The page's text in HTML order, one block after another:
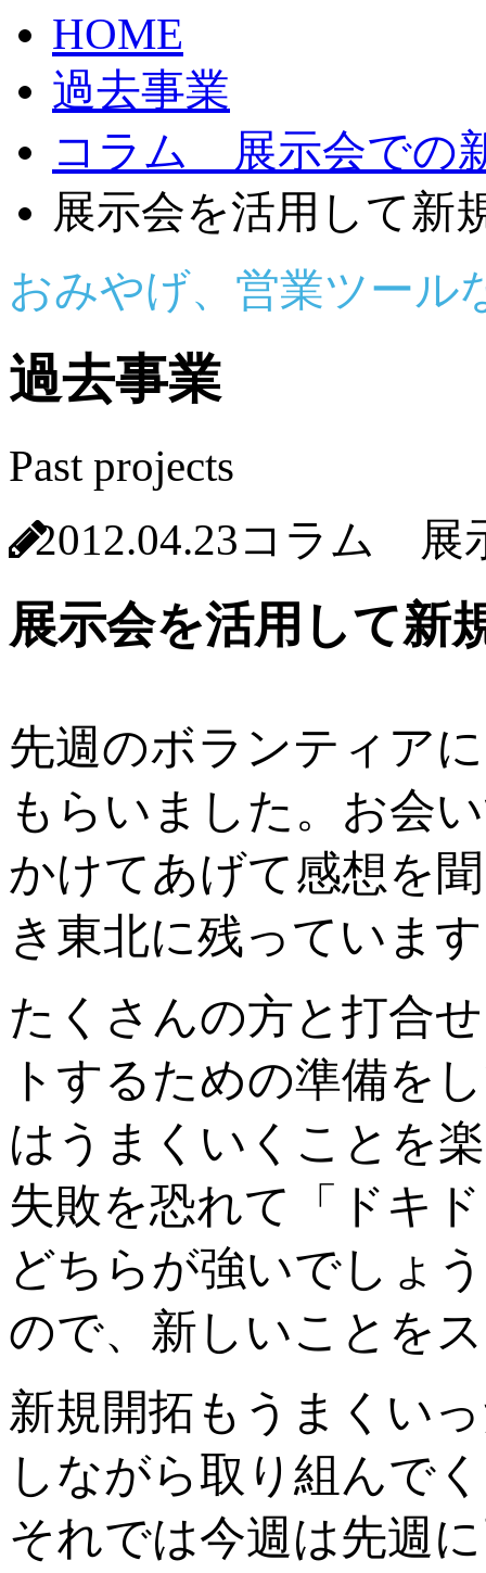
HOME
過去事業
コラム 展示会での
展示会を活用して
おみやげ、営業ツール
過去事業
Past projects
2012.04.23コラム 展
展示会を活用して
先週のボランティア
もらいました。お会
かけてあげて感想を
き東北に残っていま
たくさんの方と打合
トするための準備を
はうまくいくことを
失敗を恐れて「ドキ
どちらが強いでしょ
ので、新しいことを
新規開拓もうまくい
しながら取り組んで
それでは今週は先週